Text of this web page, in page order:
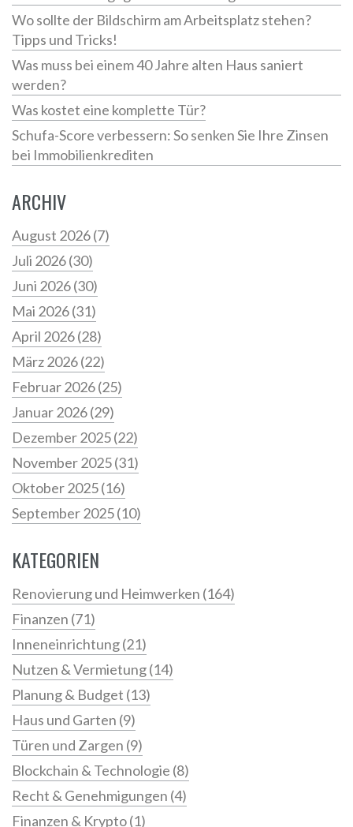
Wo sollte der Bildschirm am Arbeitsplatz stehen?
Tipps und Tricks!
Was muss bei einem 40 Jahre alten Haus saniert
werden?
Was kostet eine komplette Tür?
Schufa-Score verbessern: So senken Sie Ihre Zinsen
bei Immobilienkrediten
ARCHIV
August 2026(7)
Juli 2026(30)
Juni 2026(30)
Mai 2026(31)
April 2026(28)
März 2026(22)
Februar 2026(25)
Januar 2026(29)
Dezember 2025(22)
November 2025(31)
Oktober 2025(16)
September 2025(10)
KATEGORIEN
Renovierung und Heimwerken (164)
Finanzen (71)
Inneneinrichtung(21)
Nutzen & Vermietung(14)
Planung & Budget (13)
Haus und Garten (9)
Türen und Zargen (9)
Blockchain & Technologie (8)
Recht & Genehmigungen (4)
Finanzen & Krypto(1)